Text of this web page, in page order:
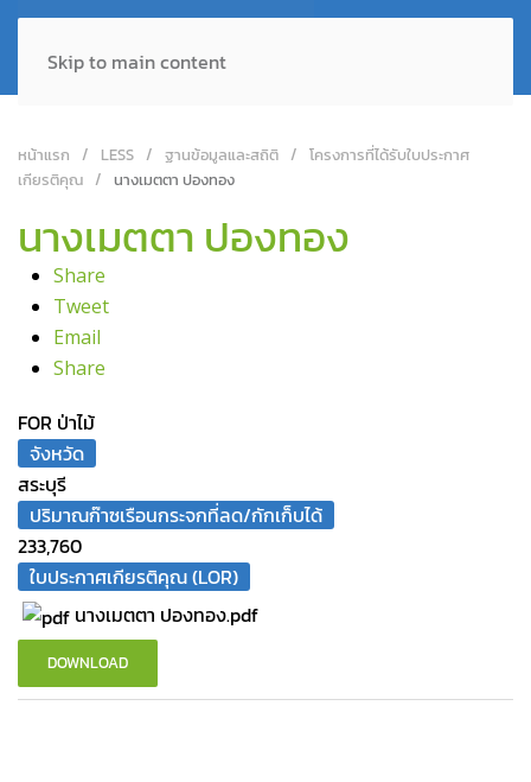
Skip to main content
หน้าแรก LESS ฐานข้อมูลและสถิติ
โครงการที่ได้รับใบประกาศ
เกียรติคุณ
นางเมตตา ปองทอง
นางเมตตา ปองทอง
Share
Tweet
Email
Share
FOR ป่าไม้
จังหวัด
สระบุรี
ปริมาณก๊าซเรือนกระจกที่ลด/กักเก็บได้
233,760
ใบประกาศเกียรติคุณ (LOR)
นางเมตตา ปองทอง.pdf
DOWNLOAD